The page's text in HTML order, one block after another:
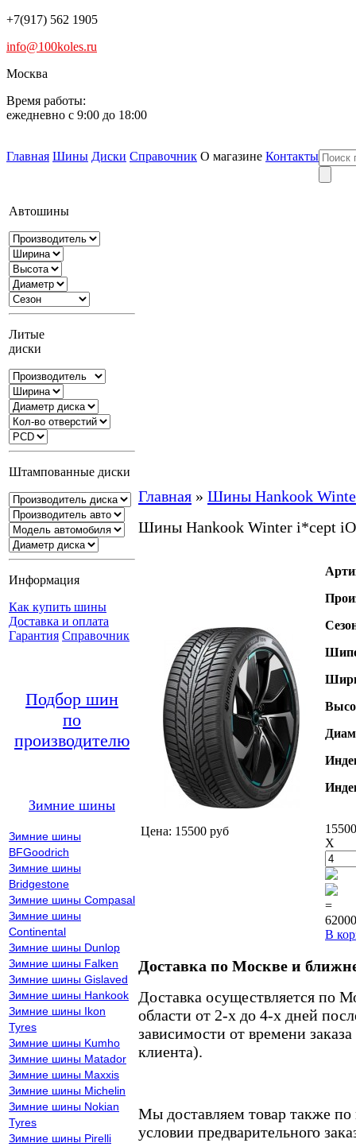
+7(917) 562 1905
info@100koles.ru
Москва
Время работы:
ежедневно с 9:00 до 18:00
Главная Шины Диски Справочник О магазине Контакты
Автошины
Литые
диски
Штампованные диски
Информация
Как купить шины
Доставка и оплата
Гарантия Справочник
Подбор шин
по
производителю
Зимние шины
Зимние шины
BFGoodrich
Зимние шины
Bridgestone
Зимние шины Compasal
Зимние шины
Continental
Зимние шины Dunlop
Зимние шины Falken
Зимние шины Gislaved
Зимние шины Hankook
Зимние шины Ikon
Tyres
Зимние шины Kumho
Зимние шины Matador
Зимние шины Maxxis
Зимние шины Michelin
Зимние шины Nokian
Tyres
Зимние шины Pirelli
Главная » Шины Hankook
Шины Hankook Winter i*cept
Цена: 15500 руб
X
=
В
Доставка по Москве и
Доставка осуществляется по
области от 2-х до 4-х дней
зависимости от времени
клиента).
Мы доставляем товар также
условии предварительного